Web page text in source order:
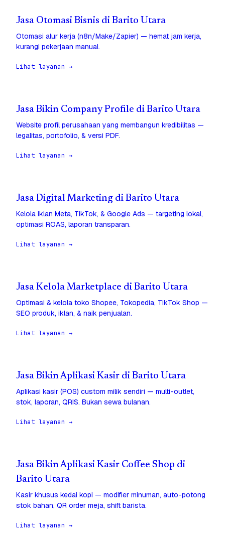
Jasa Otomasi Bisnis di Barito Utara
Otomasi alur kerja (n8n/Make/Zapier) — hemat jam kerja,
kurangi pekerjaan manual.
Lihat layanan →
Jasa Bikin Company Profile di Barito Utara
Website profil perusahaan yang membangun kredibilitas —
legalitas, portofolio, & versi PDF.
Lihat layanan →
Jasa Digital Marketing di Barito Utara
Kelola iklan Meta, TikTok, & Google Ads — targeting lokal,
optimasi ROAS, laporan transparan.
Lihat layanan →
Jasa Kelola Marketplace di Barito Utara
Optimasi & kelola toko Shopee, Tokopedia, TikTok Shop —
SEO produk, iklan, & naik penjualan.
Lihat layanan →
Jasa Bikin Aplikasi Kasir di Barito Utara
Aplikasi kasir (POS) custom milik sendiri — multi-outlet,
stok, laporan, QRIS. Bukan sewa bulanan.
Lihat layanan →
Jasa Bikin Aplikasi Kasir Coffee Shop di
Barito Utara
Kasir khusus kedai kopi — modifier minuman, auto-potong
stok bahan, QR order meja, shift barista.
Lihat layanan →